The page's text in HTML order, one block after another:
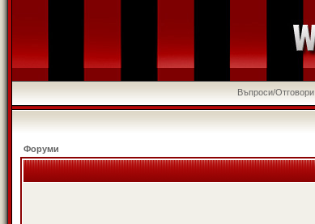
Въпроси/Отговори
Форуми